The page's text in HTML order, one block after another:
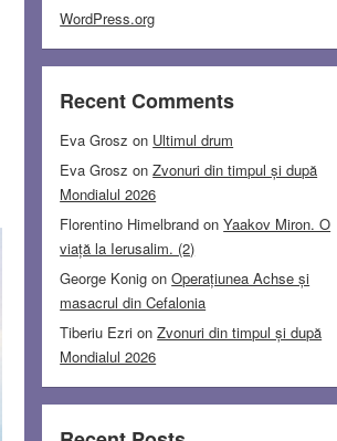
WordPress.org
Recent Comments
Eva Grosz on Ultimul drum
Eva Grosz onZvonuri din timpul și după
Mondialul 2026
Florentino Himelbrand onYaakov Miron. O
viață la Ierusalim. (2)
George Konig onOperațiunea Achse și
masacrul din Cefalonia
Tiberiu Ezri onZvonuri din timpul și după
Mondialul 2026